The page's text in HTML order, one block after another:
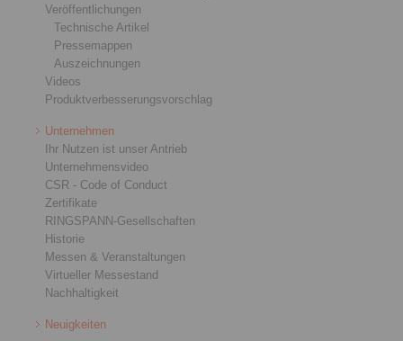
Veröffentlichungen
Technische Artikel
Pressemappen
Auszeichnungen
Videos
Produktverbesserungsvorschlag
Unternehmen
Ihr Nutzen ist unser Antrieb
Unternehmensvideo
CSR - Code of Conduct
Zertifikate
RINGSPANN-Gesellschaften
Historie
Messen & Veranstaltungen
Virtueller Messestand
Nachhaltigkeit
Neuigkeiten